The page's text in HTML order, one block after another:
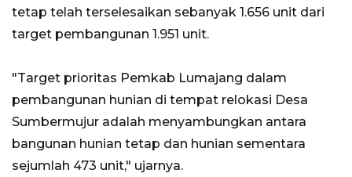
tetap telah terselesaikan sebanyak 1.656 unit dari
target pembangunan 1.951 unit.
"Target prioritas Pemkab Lumajang dalam
pembangunan hunian di tempat relokasi Desa
Sumbermujur adalah menyambungkan antara
bangunan hunian tetap dan hunian sementara
sejumlah 473 unit," ujarnya.